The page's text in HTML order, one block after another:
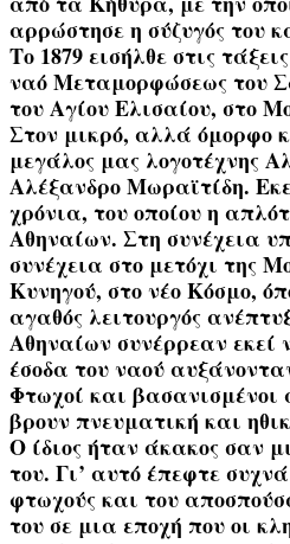
αρρώστησε η σύζυγός του
Το 1879 εισήλθε στις
ναό Μεταμορφώσεως του
του Αγίου Ελισαίου, στο
Στον μικρό, αλλά όμορφο
μεγάλος μας λογοτέχνης
Αλέξανδρο Μωραϊτίδη.
χρόνια, του οποίου η
Αθηναίων. Στη συνέχεια
συνέχεια στο μετόχι της
Κυνηγού, στο νέο Κόσμο,
αγαθός λειτουργός
Αθηναίων συνέρρεαν εκεί
έσοδα του ναού
Φτωχοί και
βρουν πνευματική και
Ο ίδιος ήταν άκακος σαν
του. Γι’ αυτό έπεφτε
φτωχούς και του
του σε μια εποχή που οι